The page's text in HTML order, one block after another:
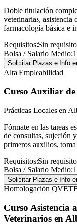
Doble titulación
veterinarias, asistencia
farmacología básica e
Requisitos:Sin
Bolsa / Salario Medio:
Solicitar Plazas e Info
Alta Empleabilidad
Curso Auxiliar
Prácticas Locales en
Fórmate en las tareas
de consultas, sujeción
primeros auxilios,
Requisitos:Sin
Bolsa / Salario Medio:
Solicitar Plazas e Info
Homologación QVET
Curso Asistencia
Veterinarios en